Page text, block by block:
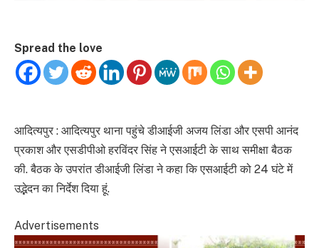
Spread the love
आदित्यपुर : आदित्यपुर थाना पहुंचे डीआईजी अजय लिंडा और एसपी आनंद
प्रकाश और एसडीपीओ हरविंदर सिंह ने एसआईटी के साथ समीक्षा बैठक
की. बैठक के उपरांत डीआईजी लिंडा ने कहा कि एसआईटी को 24 घंटे में
उद्भेदन का निर्देश दिया हूं.
Advertisements